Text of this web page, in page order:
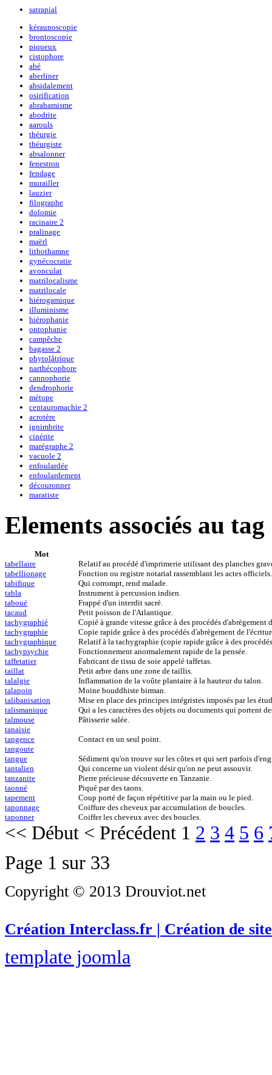
satrapial
kéraunoscopie
brontoscopie
piqueux
cistophore
abé
aberliner
absidalement
osirification
abrahamisme
abodrite
aarouls
théurgie
théurgiste
absalonner
fenestron
fendage
murailler
lauzier
filographe
dolomie
racinaire 2
pralinage
maërl
lithothamne
gynécocratie
avonculat
matrilocalisme
matrilocale
hiérogamique
illuminisme
hiérophanie
ontophanie
campêche
bagasse 2
phytolâtrique
narthécophore
cannophorie
dendrophorie
métope
centauromachie 2
acrotère
ignimbrite
cinérite
marégraphe 2
vacuole 2
enfoulardée
enfoulardement
découronner
maratiste
Elements associés au
Mot
tabellaire
Relatif au procédé d'imprimerie utilisant des planches
tabellionage
Fonction ou registre notarial rassemblant les actes officiels.
tabifique
Qui corrompt, rend malade.
tabla
Instrument à percussion indien.
taboué
Frappé d'un interdit sacré.
tacaud
Petit poisson de l'Atlantique.
tachygraphié
Copié à grande vitesse grâce à des procédés d'abrègement
tachygraphie
Copie rapide grâce à des procédés d'abrègement de
tachygraphique
Relatif à la tachygraphie (copie rapide grâce à des
tachypsychie
Fonctionnement anormalement rapide de la pensée.
taffetatier
Fabricant de tissu de soie appelé taffetas.
taillat
Petit arbre dans une zone de taillis.
talalgie
Inflammation de la voûte plantaire à la hauteur du talon.
talapoin
Moine bouddhiste birman.
talibanisation
Mise en place des principes intégristes imposés par les
talismanique
Qui a les caractères des objets ou documents qui portent
talmouse
Pâtisserie salée.
tanaisie
tangence
Contact en un seul point.
tangoute
tangue
Sédiment qu'on trouve sur les côtes et qui sert parfois
tantalien
Qui concerne un violent désir qu'on ne peut assouvir.
tanzanite
Pierre précieuse découverte en Tanzanie.
taonné
Piqué par des taons.
tapement
Coup porté de façon répétitive par la main ou le pied.
taponnage
Coiffure des cheveux par accumulation de boucles.
taponner
Coiffer les cheveux avec des boucles.
<< Début < Précédent 1 2 3 4 5 6
Page 1 sur 33
Copyright © 2013 Drouviot.net
Création Interclass.fr | Création de
template joomla